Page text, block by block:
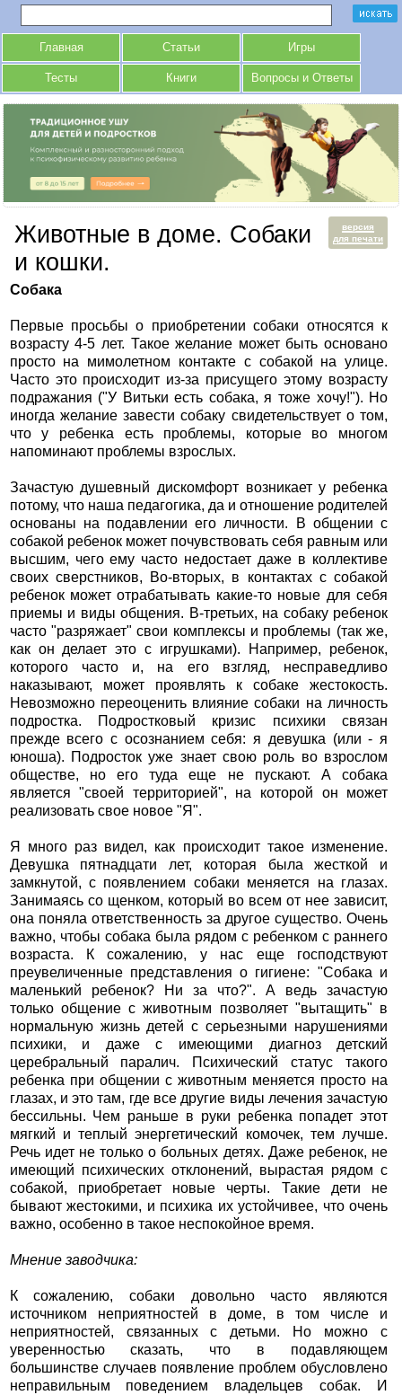
Главная Статьи Игры
Тесты Книги Вопросы и Ответы
версия
для печати
Животные в доме. Собаки
и кошки.
Собака
Первые просьбы о приобретении собаки относятся к
возрасту 4-5 лет. Такое желание может быть основано
просто на мимолетном контакте с собакой на улице.
Часто это происходит из-за присущего этому возрасту
подражания ("У Витьки есть собака, я тоже хочу!"). Но
иногда желание завести собаку свидетельствует о том,
что у ребенка есть проблемы, которые во многом
напоминают проблемы взрослых.
Зачастую душевный дискомфорт возникает у ребенка
потому, что наша педагогика, да и отношение родителей
основаны на подавлении его личности. В общении с
собакой ребенок может почувствовать себя равным или
высшим, чего ему часто недостает даже в коллективе
своих сверстников, Во-вторых, в контактах с собакой
ребенок может отрабатывать какие-то новые для себя
приемы и виды общения. В-третьих, на собаку ребенок
часто "разряжает" свои комплексы и проблемы (так же,
как он делает это с игрушками). Например, ребенок,
которого часто и, на его взгляд, несправедливо
наказывают, может проявлять к собаке жестокость.
Невозможно переоценить влияние собаки на личность
подростка. Подростковый кризис психики связан
прежде всего с осознанием себя: я девушка (или - я
юноша). Подросток уже знает свою роль во взрослом
обществе, но его туда еще не пускают. А собака
является "своей территорией", на которой он может
реализовать свое новое "Я".
Я много раз видел, как происходит такое изменение.
Девушка пятнадцати лет, которая была жесткой и
замкнутой, с появлением собаки меняется на глазах.
Занимаясь со щенком, который во всем от нее зависит,
она поняла ответственность за другое существо. Очень
важно, чтобы собака была рядом с ребенком с раннего
возраста. К сожалению, у нас еще господствуют
преувеличенные представления о гигиене: "Собака и
маленький ребенок? Ни за что?". А ведь зачастую
только общение с животным позволяет "вытащить" в
нормальную жизнь детей с серьезными нарушениями
психики, и даже с имеющими диагноз детский
церебральный паралич. Психический статус такого
ребенка при общении с животным меняется просто на
глазах, и это там, где все другие виды лечения зачастую
бессильны. Чем раньше в руки ребенка попадет этот
мягкий и теплый энергетический комочек, тем лучше.
Речь идет не только о больных детях. Даже ребенок, не
имеющий психических отклонений, вырастая рядом с
собакой, приобретает новые черты. Такие дети не
бывают жестокими, и психика их устойчивее, что очень
важно, особенно в такое неспокойное время.
Мнение заводчика:
К сожалению, собаки довольно часто являются
источником неприятностей в доме, в том числе и
неприятностей, связанных с детьми. Но можно с
уверенностью сказать, что в подавляющем
большинстве случаев появление проблем обусловлено
неправильным поведением владельцев собак. И